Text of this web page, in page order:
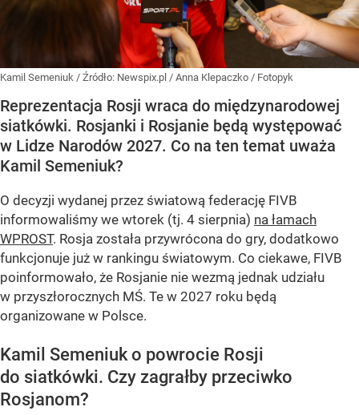
Kamil Semeniuk / Źródło: Newspix.pl / Anna Klepaczko / Fotopyk
Reprezentacja Rosji wraca do międzynarodowej
siatkówki. Rosjanki i Rosjanie będą występować
w Lidze Narodów 2027. Co na ten temat uważa
Kamil Semeniuk?
O decyzji wydanej przez światową federację FIVB
informowaliśmy we wtorek (tj. 4 sierpnia) na łamach
WPROST. Rosja została przywrócona do gry, dodatkowo
funkcjonuje już w rankingu światowym. Co ciekawe, FIVB
poinformowało, że Rosjanie nie wezmą jednak udziału
w przyszłorocznych MŚ. Te w 2027 roku będą
organizowane w Polsce.
Kamil Semeniuk o powrocie Rosji
do siatkówki. Czy zagrałby przeciwko
Rosjanom?